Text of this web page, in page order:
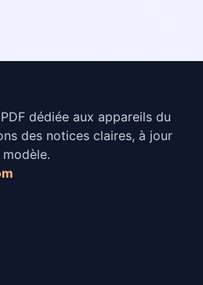
dédiée aux appareils du
des notices claires, à jour